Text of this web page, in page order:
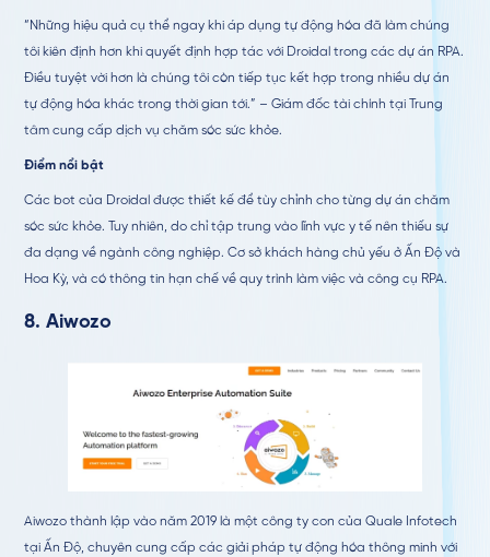
“Những hiệu quả cụ thể ngay khi áp dụng tự động hóa đã làm chúng
tôi kiên định hơn khi quyết định hợp tác với Droidal trong các dự án RPA.
Điều tuyệt vời hơn là chúng tôi còn tiếp tục kết hợp trong nhiều dự án
tự động hóa khác trong thời gian tới.” – Giám đốc tài chính tại Trung
tâm cung cấp dịch vụ chăm sóc sức khỏe.
Điểm nổi bật
Các bot của Droidal được thiết kế để tùy chỉnh cho từng dự án chăm
sóc sức khỏe. Tuy nhiên, do chỉ tập trung vào lĩnh vực y tế nên thiếu sự
đa dạng về ngành công nghiệp. Cơ sở khách hàng chủ yếu ở Ấn Độ và
Hoa Kỳ, và có thông tin hạn chế về quy trình làm việc và công cụ RPA.
8.Aiwozo
Aiwozo thành lập vào năm 2019 là một công ty con của Quale Infotech
tại Ấn Độ, chuyên cung cấp các giải pháp tự động hóa thông minh với